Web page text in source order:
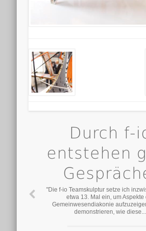
Durch f-
entstehen
"Die f-io Teamskulptur setze ich
etwa 13. Mal ein, um Aspekte
Gemeinwesendiakonie
demonstrieren, wie diese...